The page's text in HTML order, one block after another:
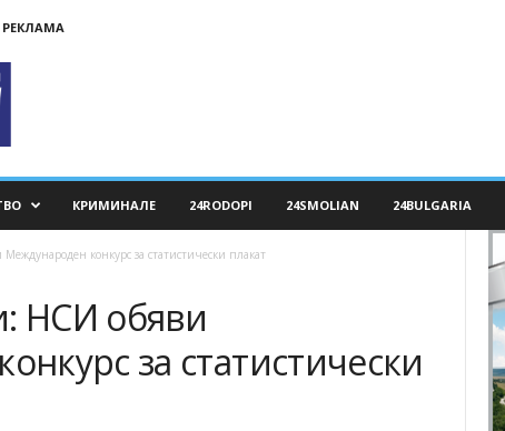
РЕКЛАМА
КРИМИНАЛЕ 24RODOPI 24SMOLIAN 24BULGARIA
конкурс за статистически плакат
НСИ обяви
за статистически